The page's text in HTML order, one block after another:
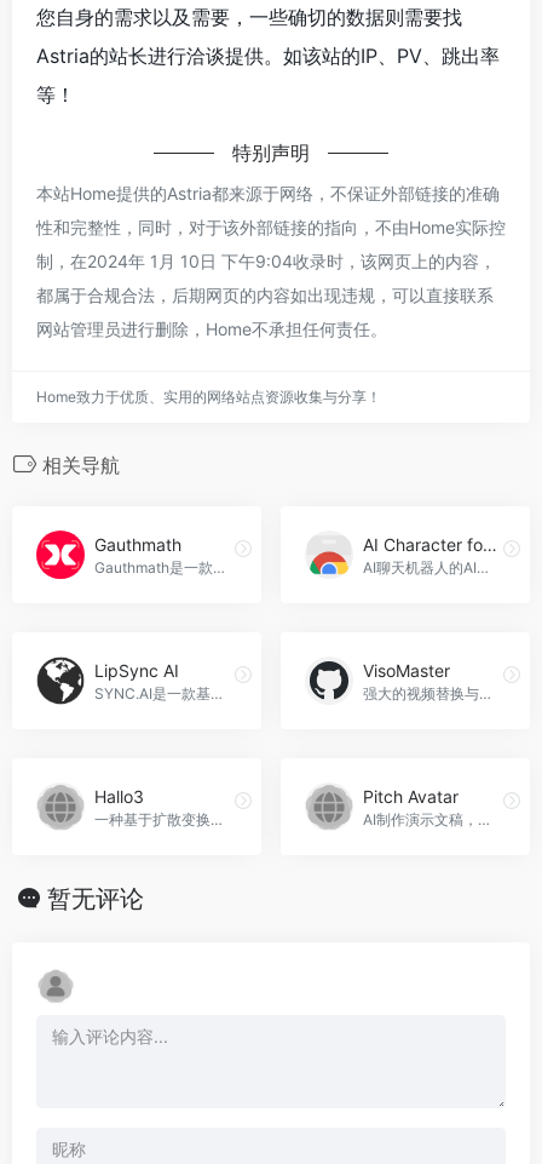
您自身的需求以及需要，一些确切的数据则需要找
Astria的站长进行洽谈提供。如该站的IP、PV、跳出率
等！
特别声明
本站Home提供的Astria都来源于网络，不保证外部链接的准确
性和完整性，同时，对于该外部链接的指向，不由Home实际控
制，在2024年 1月 10日 下午9:04收录时，该网页上的内容，
都属于合规合法，后期网页的内容如出现违规，可以直接联系
网站管理员进行删除，Home不承担任何责任。
Home致力于优质、实用的网络站点资源收集与分享！
相关导航
Gauthmath
Gauthmath是一款提供多学科解题与辅导的AI学习应用，有快速解答、详细解析和真人导师服务等优势。
AI Character for GPT
AI聊天机器人的AI角色定制工具，AI Character for GPT官网入口网址
LipSync AI
SYNC.AI是一款基于人工智能技术的语音动画生成工具，可以根据文本或音频输入，自动生成逼真的面部和唇部动画，帮助您快速实现角色的自然说话动画，LipSync AI官网入口网址
VisoMaster
强大的视频替换与编辑软件，利用AI技术实现自然效果。
Hallo3
一种基于扩散变换器网络的高动态、逼真肖像图像动画技术。
Pitch Avatar
AI制作演示文稿，个性化内容，简化演示交付，Pitch Avatar官网入口网址
暂无评论